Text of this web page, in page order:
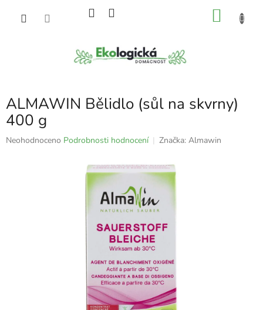
ALMAWIN Bělidlo (sůl na skvrny)
400 g
Průměrné
Neohodnoceno Podrobnosti hodnocení Značka: Almawin